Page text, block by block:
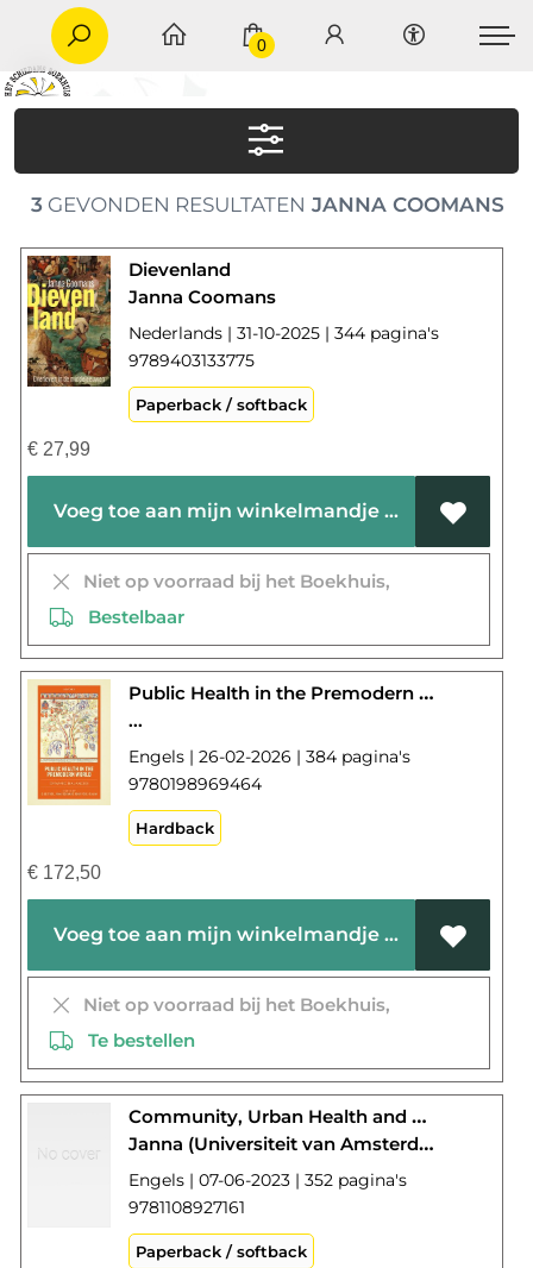
0
3GEVONDEN RESULTATEN JANNA COOMANS
Dievenland
Janna Coomans
Nederlands | 31-10-2025 | 344 pagina's
9789403133775
Paperback / softback
€27,99
Voeg toe aan mijn winkelmandje
Niet op voorraad bij het Boekhuis,
Bestelbaar
Public Health in the Premodern World
...
Engels | 26-02-2026 | 384 pagina's
9780198969464
Hardback
€172,50
Voeg toe aan mijn winkelmandje
Niet op voorraad bij het Boekhuis,
Te bestellen
Community, Urban Health and Environment in the Late Medieval Low Countries
Janna (Universiteit van Amsterdam) Coomans
Engels | 07-06-2023 | 352 pagina's
9781108927161
Paperback / softback